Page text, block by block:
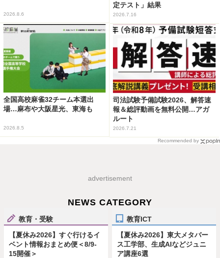
2026.8.6
定テスト」結果
2026.7.16
全国高校麻雀32チーム本選出
場…麻布や大阪星光、東海も
2026.8.5
司法試験予備試験2026、解答速
報＆総評動画を無料公開…アガ
ルート
2026.7.21
Recommended by
advertisement
NEWS CATEGORY
教育・受験
【夏休み2026】すぐ行けるイ
ベント情報おまとめ便＜8/9-
15開催＞
教育ICT
【夏休み2026】東大メタバー
ス工学部、生成AIなどジュニ
ア講座6選